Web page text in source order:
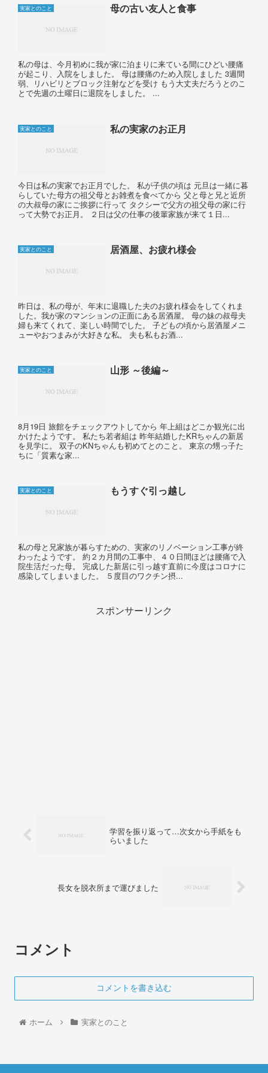
実家とのこと 母の古い友人と食事
私の母は、今月初めに我が家に泊まりに来ている間にひどい腰痛
が起こり、入院をしました。 母は腰痛のため入院しました 3週間
弱、リハビリとブロック注射などを受け もう大丈夫だろうとのこ
とで先週の土曜日に退院をしました。 ...
実家とのこと 私の実家のお正月
今日は私の実家でお正月でした。 私が子供の頃は 元旦は一緒に暮
らしていた母方の祖父母とお雑煮を食べてから 父と母と兄と近所
の大叔母の家にご挨拶に行って タクシーで父方の祖父母の家に行
って大勢でお正月。 ２日は父の仕事の後輩家族が来て１日...
実家とのこと 居酒屋、お疲れ様会
昨日は、私の母が、年末に退職した夫のお疲れ様会をしてくれま
した。我が家のマンションの正面にある居酒屋。 母の妹の叔母夫
婦も来てくれて、楽しい時間でした。 子どもの頃から居酒屋メニ
ューやおつまみが大好きな私。 夫も私もお酒...
実家とのこと 山形 ～後編～
8月19日 旅館をチェックアウトしてから 年上組はどこか観光に出
かけたようです。 私たち若者組は 昨年結婚したKRちゃんの新居
を見学に。 双子のKNちゃんも初めてとのこと。 東京の甥っ子た
ちに「質素な家...
実家とのこと もうすぐ引っ越し
私の母と兄家族が暮らすための、実家のリノベーション工事が終
わったようです。 約２カ月間の工事中、４０日間ほどは腰痛で入
院生活だった母。 完成した新居に引っ越す直前に今度はコロナに
感染してしまいました。 ５度目のワクチン摂...
スポンサーリンク
学習を振り返って…次女から手紙をも
らいました
長女を脱衣所まで運びました
コメント
コメントを書き込む
ホーム 実家とのこと